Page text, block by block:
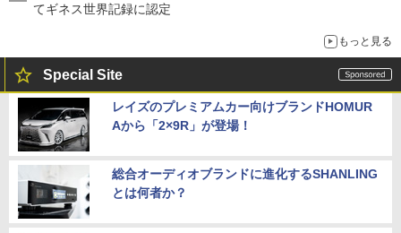
てギネス世界記録に認定
もっと見る
Special Site
レイズのプレミアムカー向けブランドHOMUR
Aから「2×9R」が登場！
総合オーディオブランドに進化するSHANLING
とは何者か？